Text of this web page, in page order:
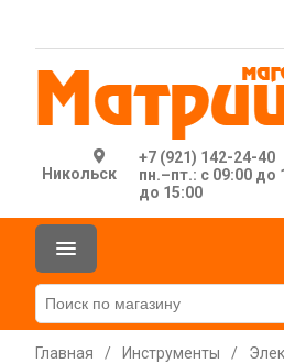
Никольск
+7 (921) 142-24-40
пн.–пт.: с 09:00 до
до 15:00
Главная / Инструменты /